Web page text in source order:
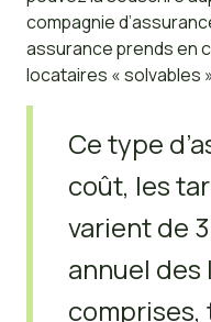
compagnie
assurance prends en
locataires « solvables
Ce type
coût, les
varient de
annuel des